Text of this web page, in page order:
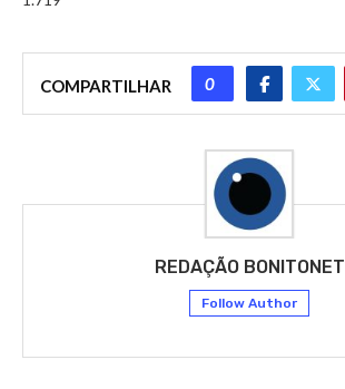
COMPARTILHAR 0
REDAÇÃO BONITONET
Follow Author